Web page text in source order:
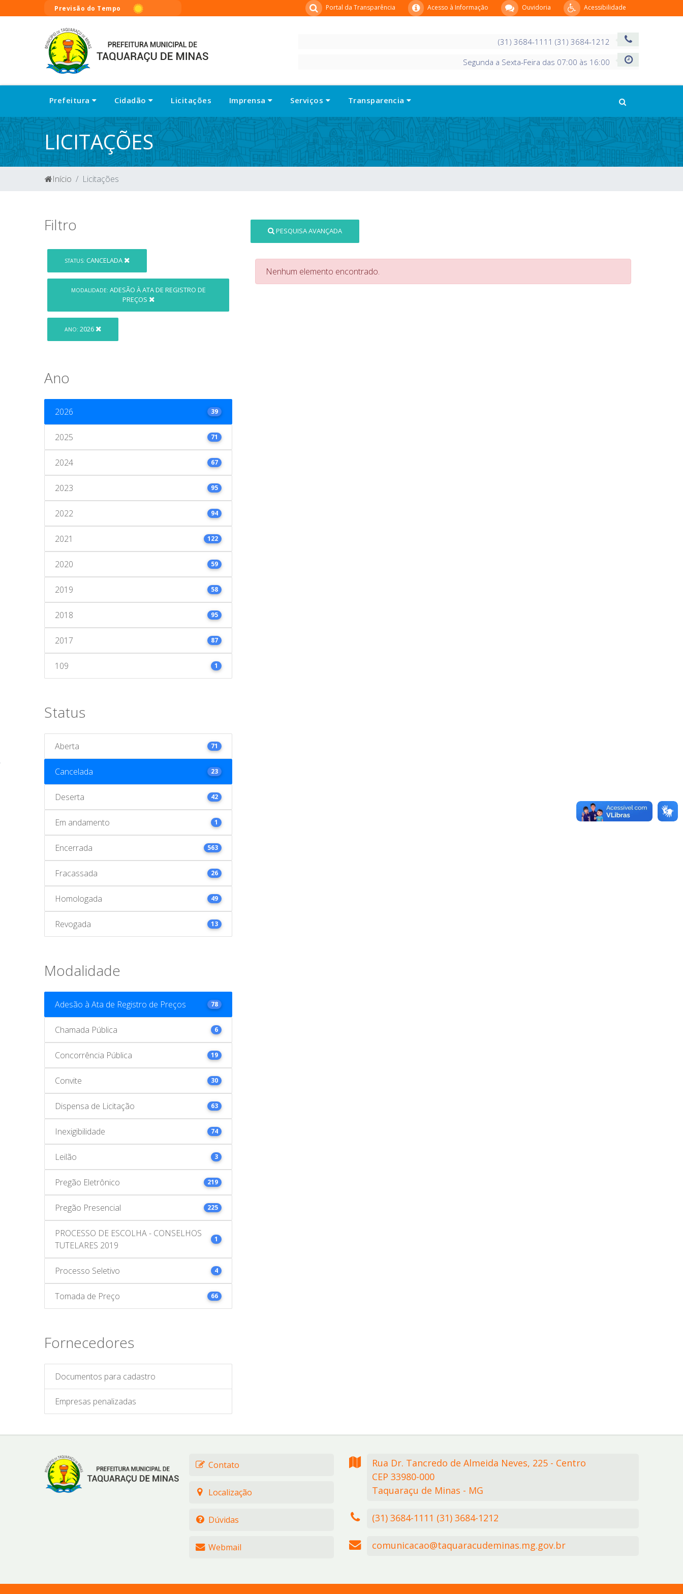
Previsão do Tempo Acessibilidade
Ouvidoria
Acesso à Informação
Portal da Transparência
(31) 3684-1111 (31) 3684-1212
Segunda a Sexta-Feira das 07:00 às 16:00
Prefeitura Cidadão Licitações Imprensa Serviços Transparencia
LICITAÇÕES
Início Licitações
Filtro
STATUS: CANCELADA
MODALIDADE: ADESÃO À ATA DE REGISTRO DE
PREÇOS
ANO: 2026
Ano
2026 39
2025 71
2024 67
2023 95
2022 94
2021 122
2020 59
2019 58
2018 95
2017 87
109 1
Status
Aberta 71
Cancelada 23
Deserta 42
Em andamento 1
Encerrada 563
Fracassada 26
Homologada 49
Revogada 13
Modalidade
Adesão à Ata de Registro de Preços 78
Chamada Pública 6
Concorrência Pública 19
Convite 30
Dispensa de Licitação 63
Inexigibilidade 74
Leilão 3
Pregão Eletrônico 219
Pregão Presencial 225
PROCESSO DE ESCOLHA - CONSELHOS
TUTELARES 2019
1
Processo Seletivo 4
Tomada de Preço 66
Fornecedores
Documentos para cadastro
Empresas penalizadas
PESQUISA AVANÇADA
Nenhum elemento encontrado.
Contato
Localização
Dúvidas
Webmail
Rua Dr. Tancredo de Almeida Neves, 225 - Centro
CEP 33980-000
Taquaraçu de Minas - MG
(31) 3684-1111 (31) 3684-1212
comunicacao@taquaracudeminas.mg.gov.br